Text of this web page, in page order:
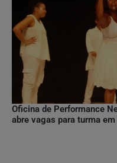
Oficina de Performance
abre vagas para turma